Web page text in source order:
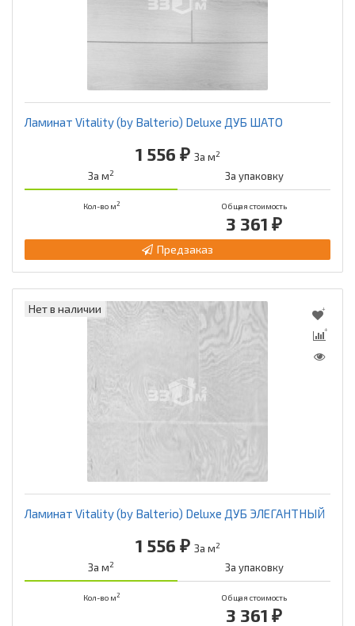
Ламинат Vitality (by Balterio) Deluxe ДУБ ШАТО
1 556 ₽ За м2
За м2 За упаковку
Кол-во м2 Общая стоимость
3 361 ₽
Предзаказ
Нет в наличии
Ламинат Vitality (by Balterio) Deluxe ДУБ ЭЛЕГАНТНЫЙ
1 556 ₽ За м2
За м2 За упаковку
Кол-во м2 Общая стоимость
3 361 ₽